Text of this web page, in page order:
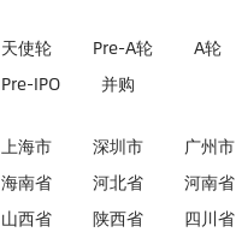
天使轮 Pre-A轮
A轮
Pre-IPO 并购
上海市 深圳市
广州市
海南省 河北省
河南省
山西省 陕西省 四川省